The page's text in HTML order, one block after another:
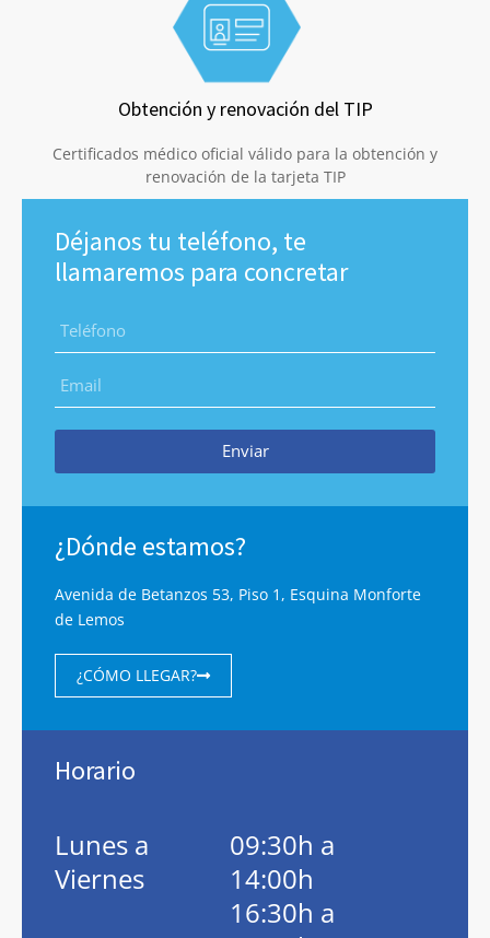
Obtención y renovación del TIP
Certificados médico oficial válido para la obtención y
renovación de la tarjeta TIP
Déjanos tu teléfono, te
llamaremos para concretar
Enviar
¿Dónde estamos?
Avenida de Betanzos 53, Piso 1, Esquina Monforte
de Lemos
¿CÓMO LLEGAR?
Horario
Lunes a
Viernes
09:30h a
14:00h
16:30h a